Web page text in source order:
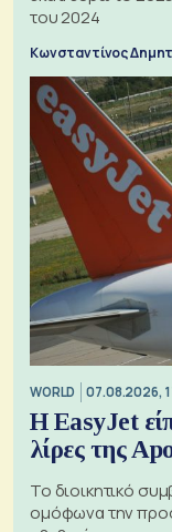
του 2024
Κωνσταντίνος
WORLD 07.08.2026,
Η EasyJet
λίρες της
Το διοικητικό
ομόφωνα την